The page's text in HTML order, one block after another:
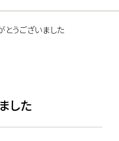
とうございました
した